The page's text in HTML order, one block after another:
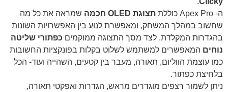
ה- Apex Pro כוללת
תצוגת OLED חכמה שמראה את כל מה
שחשוב במהלך המשחק, ומאפשרת לנוע בין האפשרויות השונות
בהגדרות המקלדת. לצד מסך התצוגה ממוקמים כפתורי שליטה
נוחים המאפשרים למשתמש לשלוט בקלות בפונקציות החשובות
כמו עוצמת הווליום, תאורה, מעבר בין קטעים, השהייה ועוד- הכל
בלחיצת כפתור.
ניתן לשמור רצפים מוגדרים מראש, הגדרות ואפקטי תאורה,